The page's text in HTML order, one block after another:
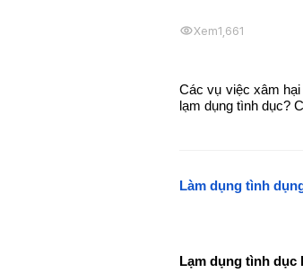
Xem1,661
Các vụ việc xâm
lạm dụng tình dục?
Làm dụng tình
Lạm dụng tình dục